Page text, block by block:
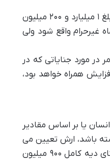
بنابراین، دیه کامل انسان در ماه های محرم، رجب، ذی القعده و ذی الحجه در سال ۱۴۰۲، مبلغ ۱ میلیارد و ۲۰۰ میلیون
غیرحرام واقع شود ولی
در مورد جنایاتی که در
همراه خواهد بود،
یا بر اساس مقادیر
باشد، ارش تعیین می
شود. در ادامه، یک جدول جامع از نرخ دیه اعضای بدن و جراحات رایج در سال ۱۴۰۲ (با مبنای دیه کامل ۹۰۰ میلیون